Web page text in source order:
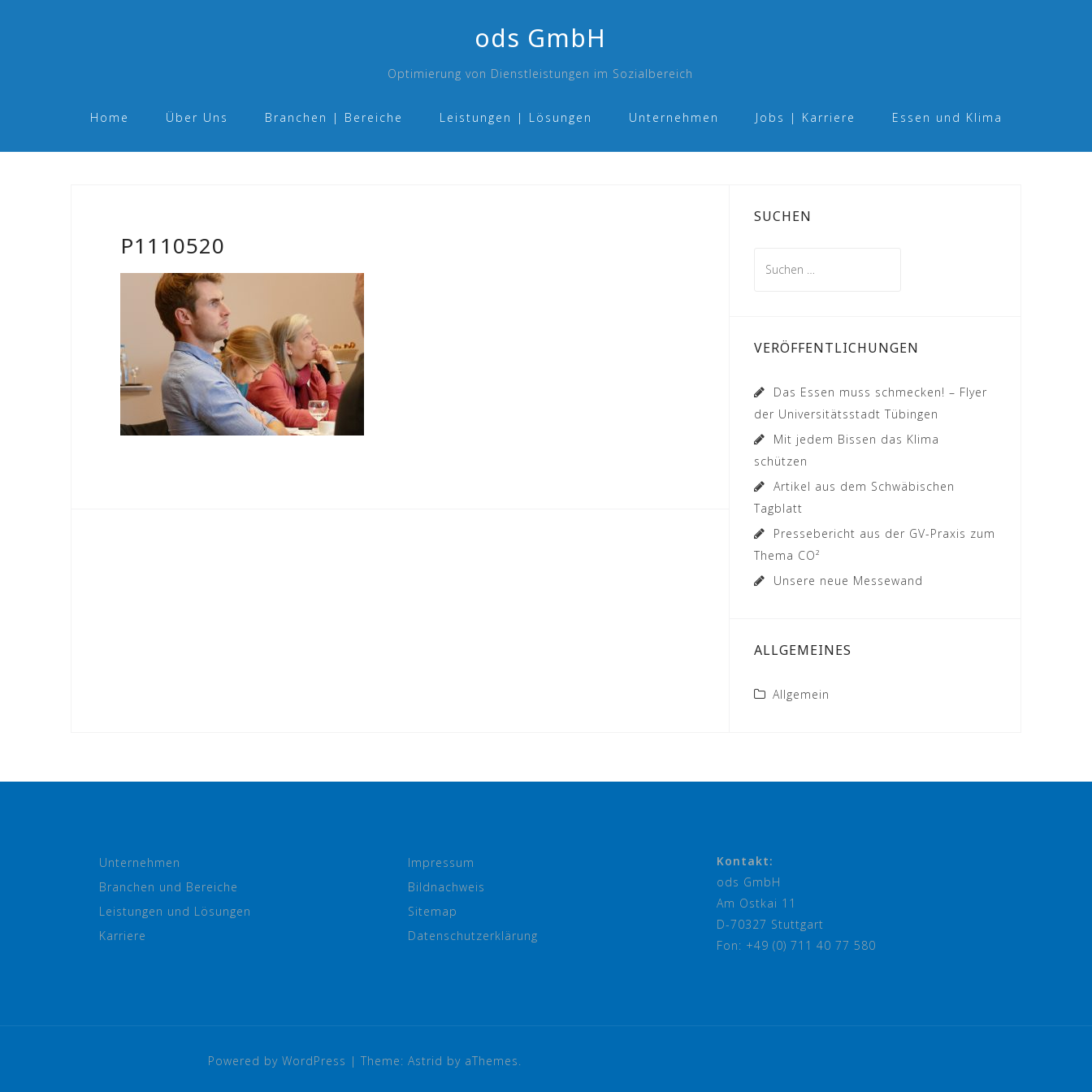
ods GmbH
Optimierung von Dienstleistungen im Sozialbereich
Home Über Uns Branchen | Bereiche Leistungen | Lösungen Unternehmen Jobs | Karriere Essen und Klima
P1110520
SUCHEN
nach:
VERÖFFENTLICHUNGEN
Das Essen muss schmecken! – Flyer
der Universitätsstadt Tübingen
Mit jedem Bissen das Klima
schützen
Artikel aus dem Schwäbischen
Tagblatt
Pressebericht aus der GV-Praxis zum
Thema CO²
Unsere neue Messewand
ALLGEMEINES
Allgemein
Unternehmen
Branchen und Bereiche
Leistungen und Lösungen
Karriere
Impressum
Bildnachweis
Sitemap
Datenschutzerklärung
Kontakt:
ods GmbH
Am Ostkai 11
D-70327 Stuttgart
Fon: +49 (0) 711 40 77 580
Powered by WordPress | Theme: Astrid by aThemes.